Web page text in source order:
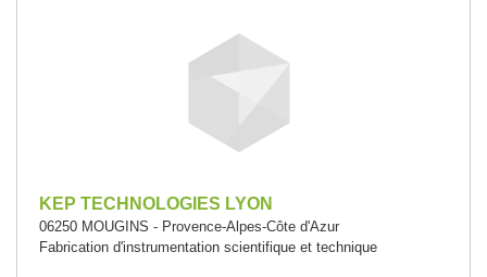
KEP TECHNOLOGIES LYON
06250 MOUGINS - Provence-Alpes-Côte d'Azur
Fabrication d'instrumentation scientifique et technique